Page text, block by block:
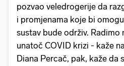
pozvao veledrogerije da
i promjenama koje bi
sustav bude održiv. Radimo
unatoč COVID krizi - kaže
Diana Percač, pak, kaže da